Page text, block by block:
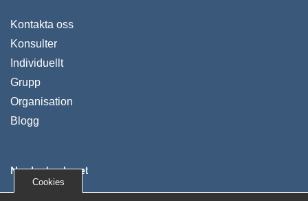
Kontakta oss
Konsulter
Individuellt
Grupp
Organisation
Blogg
Nya Ledarskapet
Cookies